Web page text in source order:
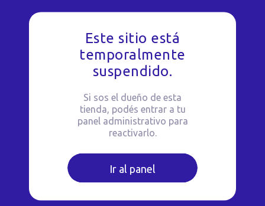
Este sitio está
temporalmente
suspendido.
Si sos el dueño de esta
tienda, podés entrar a tu
panel administrativo para
reactivarlo.
Ir al panel